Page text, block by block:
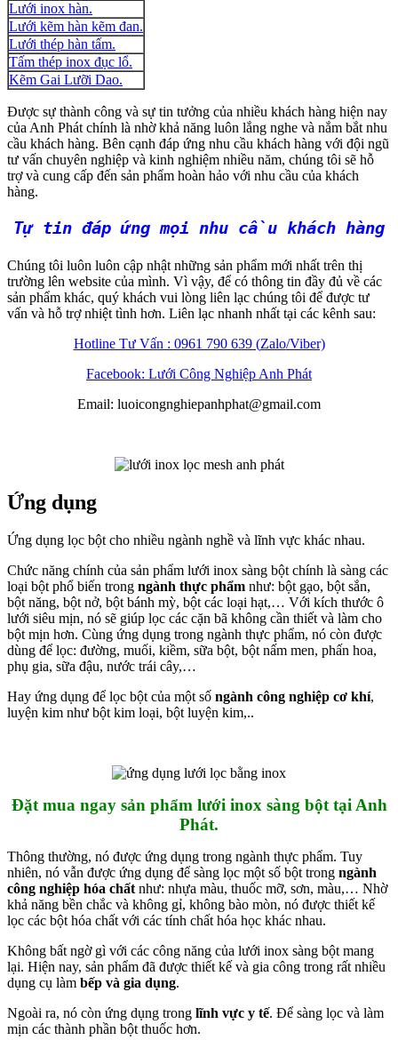
Lưới inox hàn.
Lưới kẽm hàn kẽm đan.
Lưới thép hàn tấm.
Tấm thép inox đục lổ.
Kẽm Gai Lưỡi Dao.
Được sự thành công và sự tin tưởng của nhiều khách hàng hiện nay
của Anh Phát chính là nhờ khả năng luôn lắng nghe và nắm bắt nhu
cầu khách hàng. Bên cạnh đáp ứng nhu cầu khách hàng với đội ngũ
tư vấn chuyên nghiệp và kinh nghiệm nhiều năm, chúng tôi sẽ hỗ
trợ và cung cấp đến sản phẩm hoàn hảo với nhu cầu của khách
hàng.
Tự tin đáp ứng mọi nhu cầu khách hàng
Chúng tôi luôn luôn cập nhật những sản phẩm mới nhất trên thị
trường lên website của mình. Vì vậy, để có thông tin đầy đủ về các
sản phẩm khác, quý khách vui lòng liên lạc chúng tôi để được tư
vấn và hỗ trợ nhiệt tình hơn. Liên lạc nhanh nhất tại các kênh sau:
Hotline Tư Vấn : 0961 790 639 (Zalo/Viber)
Facebook: Lưới Công Nghiệp Anh Phát
Email: luoicongnghiepanhphat@gmail.com
Ứng dụng
Ứng dụng lọc bột cho nhiều ngành nghề và lĩnh vực khác nhau.
Chức năng chính của sản phẩm lưới inox sàng bột chính là sàng các
loại bột phổ biến trong ngành thực phẩm như: bột gạo, bột sắn,
bột năng, bột nở, bột bánh mỳ, bột các loại hạt,… Với kích thước ô
lưới siêu mịn, nó sẽ giúp lọc các cặn bã không cần thiết và làm cho
bột mịn hơn. Cùng ứng dụng trong ngành thực phẩm, nó còn được
dùng để lọc: đường, muối, kiềm, sữa bột, bột nấm men, phấn hoa,
phụ gia, sữa đậu, nước trái cây,…
Hay ứng dụng để lọc bột của một số ngành công nghiệp cơ khí,
luyện kim như bột kim loại, bột luyện kim,..
Đặt mua ngay sản phẩm lưới inox sàng bột tại Anh
Phát.
Thông thường, nó được ứng dụng trong ngành thực phẩm. Tuy
nhiên, nó vẫn được ứng dụng để sàng lọc một số bột trong ngành
công nghiệp hóa chất như: nhựa màu, thuốc mỡ, sơn, màu,… Nhờ
khả năng bền chắc và không gỉ, không bào mòn, nó được thiết kế
lọc các bột hóa chất với các tính chất hóa học khác nhau.
Không bất ngờ gì với các công năng của lưới inox sàng bột mang
lại. Hiện nay, sản phẩm đã được thiết kế và gia công trong rất nhiều
dụng cụ làm bếp và gia dụng.
Ngoài ra, nó còn ứng dụng trong lĩnh vực y tế. Để sàng lọc và làm
mịn các thành phần bột thuốc hơn.